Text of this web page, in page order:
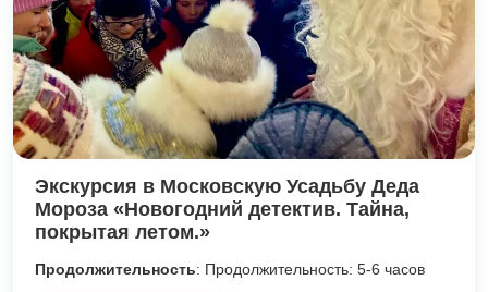
Экскурсия в Московскую Усадьбу Деда
Мороза «Новогодний детектив. Тайна,
покрытая летом.»
Продолжительность: Продолжительность: 5-6 часов